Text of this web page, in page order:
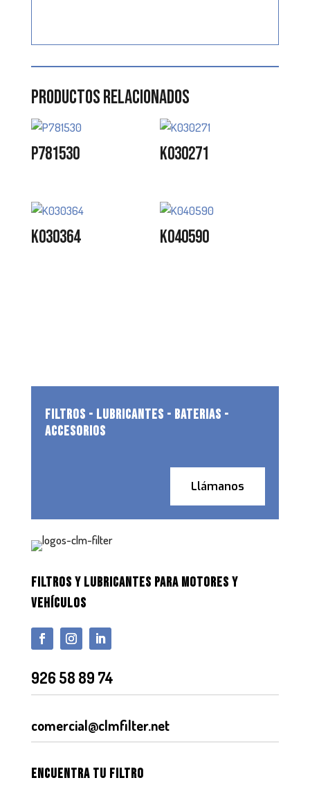
Productos relacionados
P781530 K030271
K030364 K040590
FILTROS - LUBRICANTES - BATERIAS -
ACCESORIOS
Llámanos
FILTROS Y LUBRICANTES PARA MOTORES Y
VEHÍCULOS
926 58 89 74
comercial@clmfilter.net
Encuentra tu filtro